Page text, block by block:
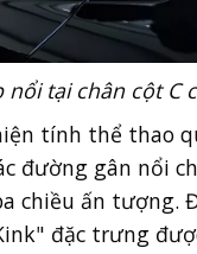
tại chân cột C
tính thể thao
đường gân nổi
chiều ấn tượng.
đặc trưng
trong khi